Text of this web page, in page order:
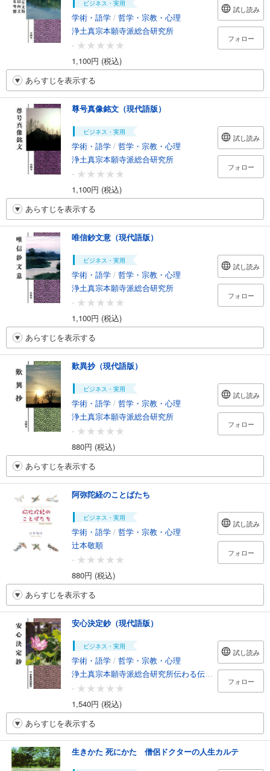
ビジネス・実用
学術・語学 / 哲学・宗教・心理
浄土真宗本願寺派総合研究所
-
1,100円 (税込)
試し読み
フォロー
あらすじを表示する
尊号真像銘文（現代語版）
ビジネス・実用
学術・語学 / 哲学・宗教・心理
浄土真宗本願寺派総合研究所
-
1,100円 (税込)
試し読み
フォロー
あらすじを表示する
唯信鈔文意（現代語版）
ビジネス・実用
学術・語学 / 哲学・宗教・心理
浄土真宗本願寺派総合研究所
-
1,100円 (税込)
試し読み
フォロー
あらすじを表示する
歎異抄（現代語版）
ビジネス・実用
学術・語学 / 哲学・宗教・心理
浄土真宗本願寺派総合研究所
-
880円 (税込)
試し読み
フォロー
あらすじを表示する
阿弥陀経のことばたち
ビジネス・実用
学術・語学 / 哲学・宗教・心理
辻本敬順
-
880円 (税込)
試し読み
フォロー
あらすじを表示する
安心決定鈔（現代語版）
ビジネス・実用
学術・語学 / 哲学・宗教・心理
浄土真宗本願寺派総合研究所伝わる伝道研究室
-
1,540円 (税込)
試し読み
フォロー
あらすじを表示する
生きかた 死にかた 僧侶ドクターの人生カルテ